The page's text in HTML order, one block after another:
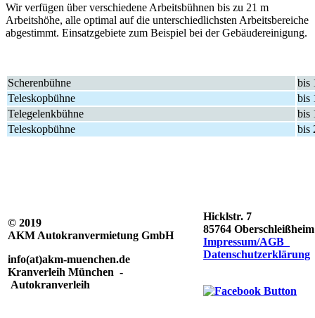
Wir verfügen über verschiedene Arbeitsbühnen bis zu 21 m
Arbeitshöhe, alle optimal auf die unterschiedlichsten Arbeitsbereiche
abgestimmt. Einsatzgebiete zum Beispiel bei der Gebäudereinigung.
Scherenbühne
bis
Teleskopbühne
bis
Telegelenkbühne
bis
Teleskopbühne
bis
© 2019
AKM Autokranvermietung GmbH
info(at)akm-muenchen.de
Kranverleih München -
Autokranverleih
Hicklstr. 7
85764 Oberschleißheim
Impressum/AGB
Datenschutzerklärung